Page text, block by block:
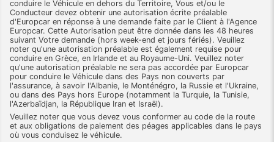
conduire le Véhicule en dehors du Territoire, Vous et/ou le
Conducteur devez obtenir une autorisation écrite préalable
d'Europcar en réponse à une demande faite par le Client à l'Agence
Europcar. Cette Autorisation peut être donnée dans les 48 heures
suivant Votre demande (hors week-end et jours fériés). Veuillez
noter qu'une autorisation préalable est également requise pour
conduire en Grèce, en Irlande et au Royaume-Uni. Veuillez noter
qu'une autorisation préalable ne sera pas accordée par Europcar
pour conduire le Véhicule dans des Pays non couverts par
l'assurance, à savoir l'Albanie, le Monténégro, la Russie et l'Ukraine,
ou dans des Pays hors Europe (notamment la Turquie, la Tunisie,
l'Azerbaïdjan, la République Iran et Israël).
Veuillez noter que vous devez vous conformer au code de la route
et aux obligations de paiement des péages applicables dans le pays
où vous conduisez le véhicule.